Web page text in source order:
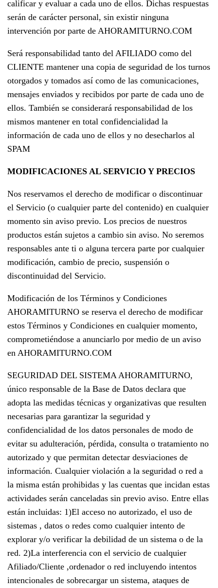
calificar y evaluar a cada uno de ellos. Dichas respuestas
serán de carácter personal, sin existir ninguna
intervención por parte de AHORAMITURNO.COM
Será responsabilidad tanto del AFILIADO como del
CLIENTE mantener una copia de seguridad de los turnos
otorgados y tomados así como de las comunicaciones,
mensajes enviados y recibidos por parte de cada uno de
ellos. También se considerará responsabilidad de los
mismos mantener en total confidencialidad la
información de cada uno de ellos y no desecharlos al
SPAM
MODIFICACIONES AL SERVICIO Y PRECIOS
Nos reservamos el derecho de modificar o discontinuar
el Servicio (o cualquier parte del contenido) en cualquier
momento sin aviso previo. Los precios de nuestros
productos están sujetos a cambio sin aviso. No seremos
responsables ante ti o alguna tercera parte por cualquier
modificación, cambio de precio, suspensión o
discontinuidad del Servicio.
Modificación de los Términos y Condiciones
AHORAMITURNO se reserva el derecho de modificar
estos Términos y Condiciones en cualquier momento,
comprometiéndose a anunciarlo por medio de un aviso
en AHORAMITURNO.COM
SEGURIDAD DEL SISTEMA AHORAMITURNO,
único responsable de la Base de Datos declara que
adopta las medidas técnicas y organizativas que resulten
necesarias para garantizar la seguridad y
confidencialidad de los datos personales de modo de
evitar su adulteración, pérdida, consulta o tratamiento no
autorizado y que permitan detectar desviaciones de
información. Cualquier violación a la seguridad o red a
la misma están prohibidas y las cuentas que incidan estas
actividades serán canceladas sin previo aviso. Entre ellas
están incluidas: 1)El acceso no autorizado, el uso de
sistemas , datos o redes como cualquier intento de
explorar y/o verificar la debilidad de un sistema o de la
red. 2)La interferencia con el servicio de cualquier
Afiliado/Cliente ,ordenador o red incluyendo intentos
intencionales de sobrecargar un sistema, ataques de